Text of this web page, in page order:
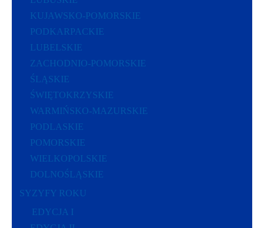
KUJAWSKO-POMORSKIE
PODKARPACKIE
LUBELSKIE
ZACHODNIO-POMORSKIE
ŚLĄSKIE
ŚWIĘTOKRZYSKIE
WARMIŃSKO-MAZURSKIE
PODLASKIE
POMORSKIE
WIELKOPOLSKIE
DOLNOŚLĄSKIE
SYZYFY ROKU
EDYCJA I